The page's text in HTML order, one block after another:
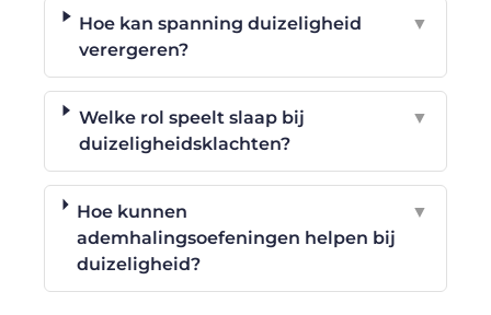
Hoe kan spanning duizeligheid
verergeren?
▼
Welke rol speelt slaap bij
duizeligheidsklachten?
▼
Hoe kunnen
ademhalingsoefeningen helpen bij
duizeligheid?
▼